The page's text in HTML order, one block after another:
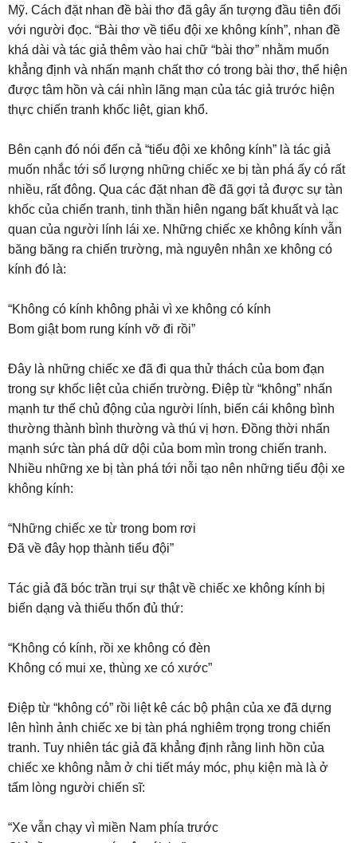
Mỹ. Cách đặt nhan đề bài thơ đã gây ấn tượng đầu tiên đối
với người đọc. “Bài thơ về tiểu đội xe không kính”, nhan đề
khá dài và tác giả thêm vào hai chữ “bài thơ” nhằm muốn
khẳng định và nhấn mạnh chất thơ có trong bài thơ, thể hiện
được tâm hồn và cái nhìn lãng mạn của tác giả trước hiện
thực chiến tranh khốc liệt, gian khổ.
Bên cạnh đó nói đến cả “tiểu đội xe không kính” là tác giả
muốn nhắc tới số lượng những chiếc xe bị tàn phá ấy có rất
nhiều, rất đông. Qua các đặt nhan đề đã gợi tả được sự tàn
khốc của chiến tranh, tinh thần hiên ngang bất khuất và lạc
quan của người lính lái xe. Những chiếc xe không kính vẫn
băng băng ra chiến trường, mà nguyên nhân xe không có
kính đó là:
“Không có kính không phải vì xe không có kính
Bom giật bom rung kính vỡ đi rồi”
Đây là những chiếc xe đã đi qua thử thách của bom đạn
trong sự khốc liệt của chiến trường. Điệp từ “không” nhấn
mạnh tư thế chủ động của người lính, biến cái không bình
thường thành bình thường và thú vị hơn. Đồng thời nhấn
mạnh sức tàn phá dữ dội của bom mìn trong chiến tranh.
Nhiều những xe bị tàn phá tới nỗi tạo nên những tiểu đội xe
không kính:
“Những chiếc xe từ trong bom rơi
Đã về đây họp thành tiểu đội”
Tác giả đã bóc trần trụi sự thật về chiếc xe không kính bị
biến dạng và thiếu thốn đủ thứ:
“Không có kính, rồi xe không có đèn
Không có mui xe, thùng xe có xước”
Điệp từ “không có” rồi liệt kê các bộ phận của xe đã dựng
lên hình ảnh chiếc xe bị tàn phá nghiêm trọng trong chiến
tranh. Tuy nhiên tác giả đã khẳng định rằng linh hồn của
chiếc xe không nằm ở chi tiết máy móc, phụ kiện mà là ở
tấm lòng người chiến sĩ:
“Xe vẫn chạy vì miền Nam phía trước